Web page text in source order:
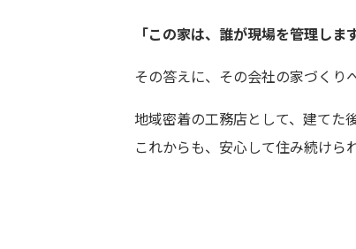
「この家は、誰が現場を管理しま
その答えに、その会社の家づくり
地域密着の工務店として、建てた
これからも、安心して住み続けら